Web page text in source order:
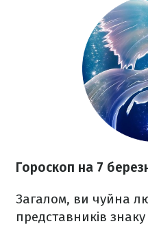
Гороскоп на 7
Загалом, ви чуйна
представників